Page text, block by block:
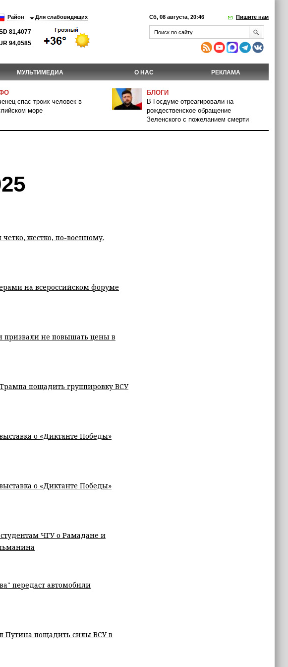
Район Для слабовидящих
81,4077
94,0585
Сб, 08 августа, 20:46 Пишите нам
МУЛЬТИМЕДИА О НАС РЕКЛАМА
спас троих человек в
море
БЛОГИ
В Госдуме отреагировали на
рождественское обращение
Зеленского с пожеланием смерти
жестко, по-военному.
на всероссийском форуме
не повышать цены в
пощадить группировку ВСУ
о «Диктанте Победы»
о «Диктанте Победы»
ЧГУ о Рамадане и
передаст автомобили
Путина пощадить силы ВСУ в